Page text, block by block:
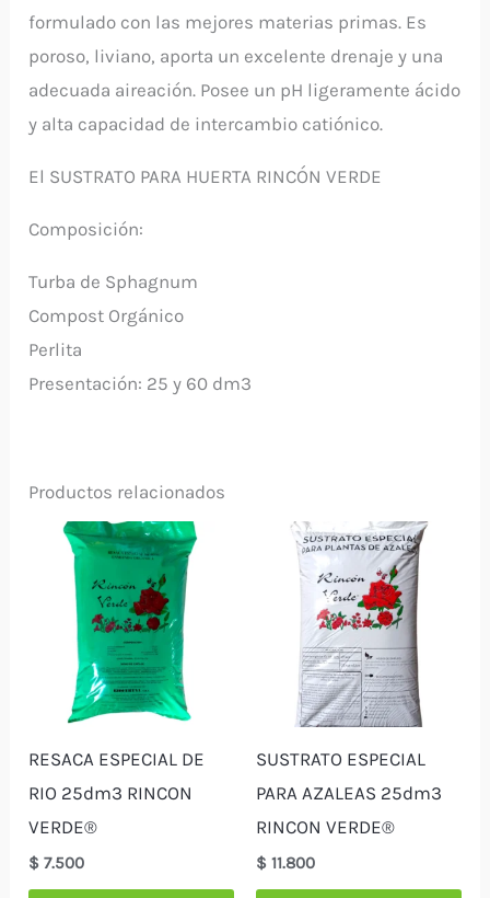
formulado con las mejores materias primas. Es
poroso, liviano, aporta un excelente drenaje y una
adecuada aireación. Posee un pH ligeramente ácido
y alta capacidad de intercambio catiónico.
El SUSTRATO PARA HUERTA RINCÓN VERDE
Composición:
Turba de Sphagnum
Compost Orgánico
Perlita
Presentación: 25 y 60 dm3
Productos relacionados
RESACA ESPECIAL DE
RIO 25dm3 RINCON
VERDE®
$ 7.500
SUSTRATO ESPECIAL
PARA AZALEAS 25dm3
RINCON VERDE®
$ 11.800